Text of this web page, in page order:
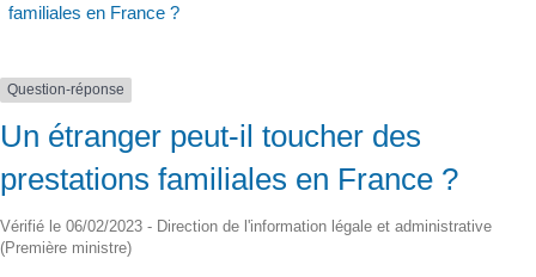
familiales en France ?
Question-réponse
Un étranger peut-il toucher des
prestations familiales en France ?
Vérifié le 06/02/2023 - Direction de l'information légale et administrative
(Première ministre)